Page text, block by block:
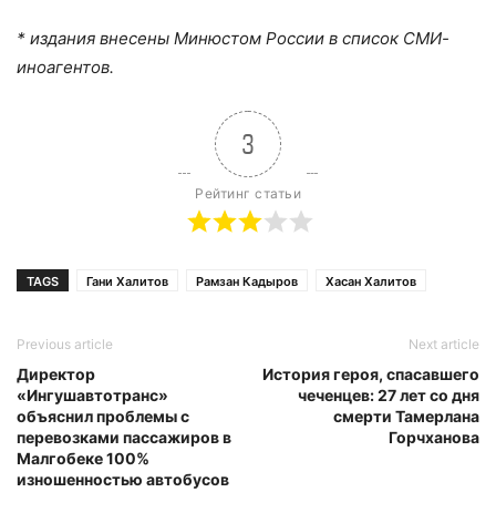
* издания внесены Минюстом России в список СМИ-
иноагентов.
3
Рейтинг статьи
TAGS Гани Халитов Рамзан Кадыров Хасан Халитов
Previous article
Директор
«Ингушавтотранс»
объяснил проблемы с
перевозками пассажиров в
Малгобеке 100%
изношенностью автобусов
Next article
История героя, спасавшего
чеченцев: 27 лет со дня
смерти Тамерлана
Горчханова